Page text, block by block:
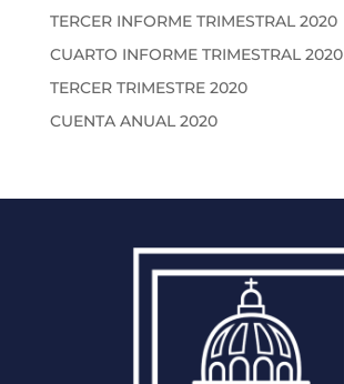
TERCER INFORME TRIMESTRAL 2020
CUARTO INFORME TRIMESTRAL 2020
TERCER TRIMESTRE 2020
CUENTA ANUAL 2020